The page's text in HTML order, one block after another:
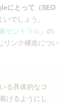
にとって（SEO
でしょう。
セントラル 」の
リンク構造につい
る具体的なコ
けるようにし